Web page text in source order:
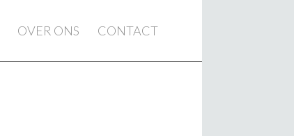
OVER ONS CONTACT